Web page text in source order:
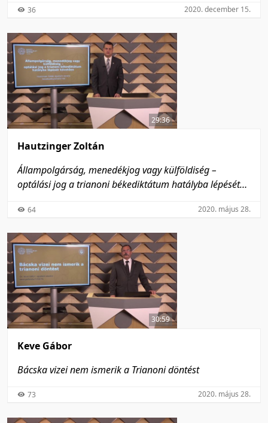
36 2020. december 15.
29:36
Hautzinger Zoltán
Állampolgárság, menedékjog vagy külföldiség –
optálási jog a trianoni békediktátum hatályba lépését
64 2020. május 28.
30:59
Keve Gábor
Bácska vizei nem ismerik a Trianoni döntést
73 2020. május 28.